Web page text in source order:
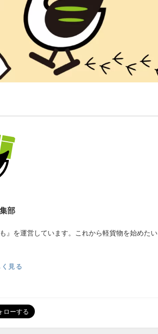
部
』を運営しています。これから軽貨物を始めたい
見る